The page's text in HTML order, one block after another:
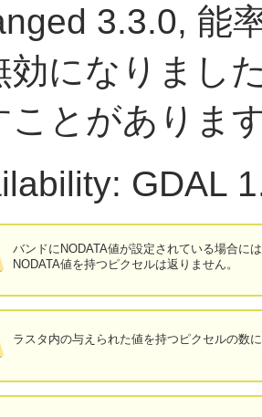
3.3.0, 能
効になりまし
ことがありま
GDAL
バンドにNODATA値が設定されている場合に
NODATA値を持つピクセルは返りません。
ラスタ内の与えられた値を持つピクセルの数